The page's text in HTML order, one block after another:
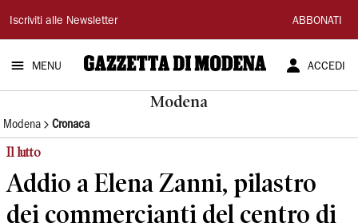
Gazzetta
di
Modena
Iscriviti alle Newsletter ABBONATI
MENU ACCEDI
Modena
Modena Cronaca
Il lutto
Addio a Elena Zanni, pilastro
dei commercianti del centro di